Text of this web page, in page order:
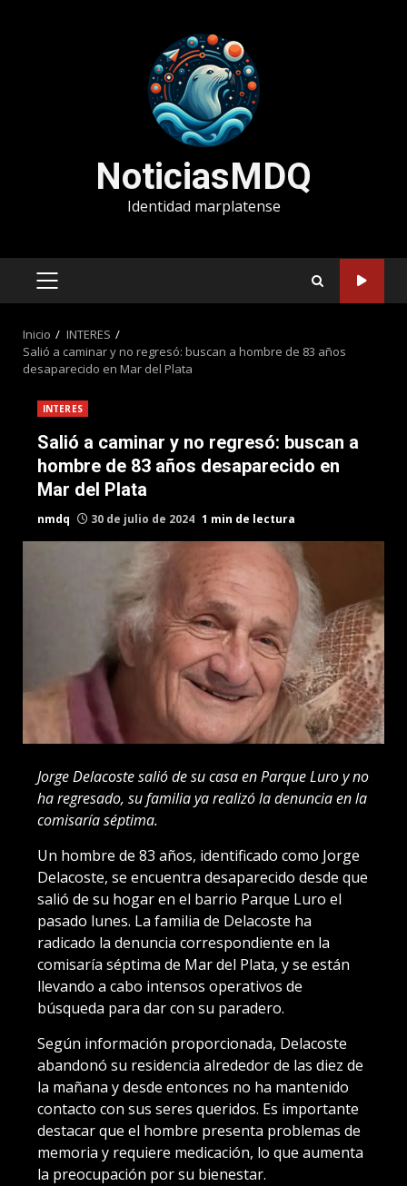
NoticiasMDQ
Identidad marplatense
MENÚ
Inicio
INTERES
Salió a caminar y no regresó: buscan a hombre de 83 años
desaparecido en Mar del Plata
INTERES
Salió a caminar y no regresó: buscan a
hombre de 83 años desaparecido en
Mar del Plata
nmdq 30 de julio de 2024 1 min de lectura
Jorge Delacoste salió de su casa en Parque Luro y no
ha regresado, su familia ya realizó la denuncia en la
comisaría séptima.
Un hombre de 83 años, identificado como Jorge
Delacoste, se encuentra desaparecido desde que
salió de su hogar en el barrio Parque Luro el
pasado lunes. La familia de Delacoste ha
radicado la denuncia correspondiente en la
comisaría séptima de Mar del Plata, y se están
llevando a cabo intensos operativos de
búsqueda para dar con su paradero.
Según información proporcionada, Delacoste
abandonó su residencia alrededor de las diez de
la mañana y desde entonces no ha mantenido
contacto con sus seres queridos. Es importante
destacar que el hombre presenta problemas de
memoria y requiere medicación, lo que aumenta
la preocupación por su bienestar.